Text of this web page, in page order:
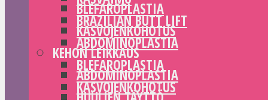
BLEFAROPLASTIA
KASVOJENKOHOTUS
KEHON LEIKKAUS
ABDOMINOPLASTIA
BRAZILIAN BUTT LIFT
ABDOMINOPLASTIA
BLEFAROPLASTIA
KASVOJENKOHOTUS